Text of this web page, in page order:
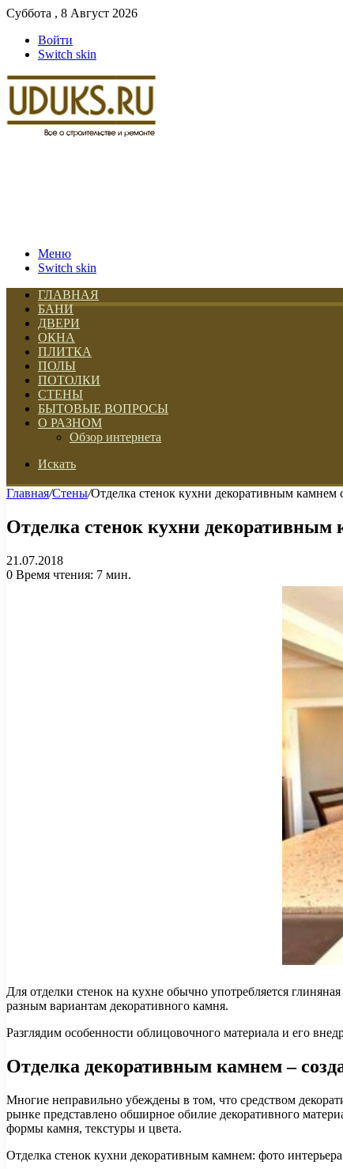
Суббота , 8 Август 2026
Войти
Switch skin
Меню
Switch skin
ГЛАВНАЯ
БАНИ
ДВЕРИ
ОКНА
ПЛИТКА
ПОЛЫ
ПОТОЛКИ
СТЕНЫ
БЫТОВЫЕ ВОПРОСЫ
О РАЗНОМ
Обзор интернета
Искать
Главная/Стены/Отделка стенок кухни декоративным камнем
Отделка стенок кухни
21.07.2018
0 Время чтения: 7 мин.
Для отделки стенок на кухне обычно употребляется
разным вариантам декоративного камня.
Разглядим особенности облицовочного материала и его
Отделка декоративным камнем –
Многие неправильно убеждены в том, что средством
рынке представлено обширное обилие декоративного
формы камня, текстуры и цвета.
Отделка стенок кухни декоративным камнем: фото